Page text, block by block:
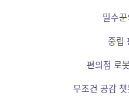
밀수
중립
편의점 로
무조건 공감